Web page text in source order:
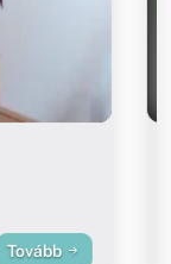
Tovább